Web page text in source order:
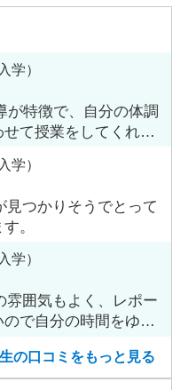
学）
が特徴で、自分の体調
て授業をしてくれま
学）
見つかりそうでとって
。
学）
雰囲気もよく、レポー
ので自分の時間をゆっ
の口コミをもっと見る